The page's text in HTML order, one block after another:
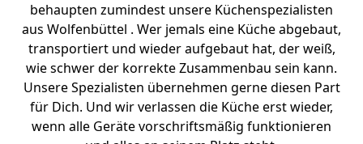
behaupten zumindest unsere Küchenspezialisten
aus Wolfenbüttel . Wer jemals eine Küche abgebaut,
transportiert und wieder aufgebaut hat, der weiß,
wie schwer der korrekte Zusammenbau sein kann.
Unsere Spezialisten übernehmen gerne diesen Part
für Dich. Und wir verlassen die Küche erst wieder,
wenn alle Geräte vorschriftsmäßig funktionieren